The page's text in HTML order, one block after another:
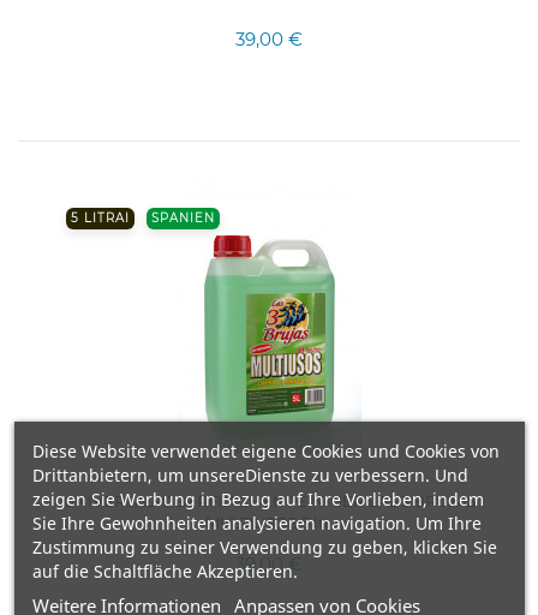
39,00 €
5 LITRAI SPANIEN
UNIVERSAL-OBERFLÄCHENREINIGER LAS 3 BRUJAS
MULTIUSOS 5 ltr.
39,00 €
Diese Website verwendet eigene Cookies und Cookies von
Drittanbietern, um unsereDienste zu verbessern. Und
zeigen Sie Werbung in Bezug auf Ihre Vorlieben, indem
Sie Ihre Gewohnheiten analysieren navigation. Um Ihre
Zustimmung zu seiner Verwendung zu geben, klicken Sie
auf die Schaltfläche Akzeptieren.
Weitere Informationen Anpassen von Cookies